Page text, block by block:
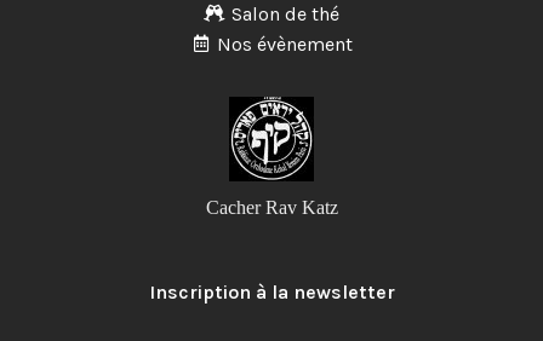
Salon de thé
Nos évènement
Cacher Rav Katz
Inscription à la newsletter